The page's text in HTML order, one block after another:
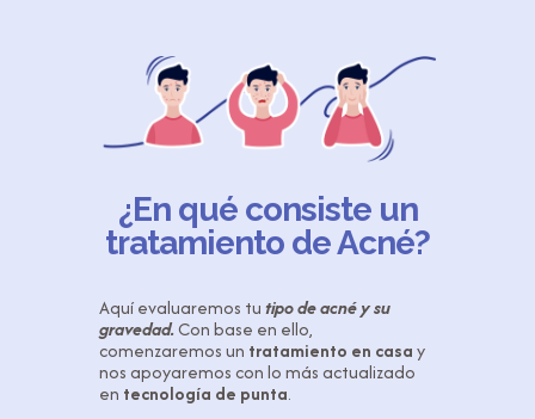
¿En qué consiste un
tratamiento de Acné?
Aquí evaluaremos tutipo de acnéy su
gravedad.Con base en ello,
comenzaremos un tratamiento en casay
nos apoyaremos con lo más actualizado
en tecnología de punta.